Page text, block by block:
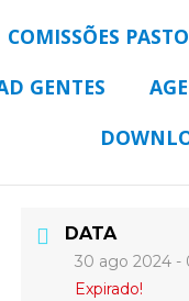
COMISSÕES
GENTES
DATA
30 ago 2024 -
Expirado!